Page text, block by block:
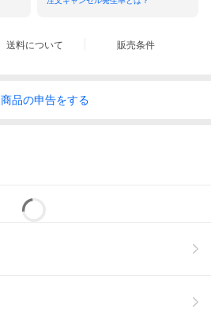
送料について 販売条件
商品の申告をする